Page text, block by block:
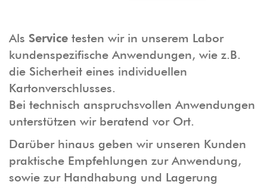
Als Service testen wir in unserem Labor
kundenspezifische Anwendungen, wie z.B.
die Sicherheit eines individuellen
Kartonverschlusses.
Bei technisch anspruchsvollen Anwendungen
unterstützen wir beratend vor Ort.
Darüber hinaus geben wir unseren Kunden
praktische Empfehlungen zur Anwendung,
sowie zur Handhabung und Lagerung